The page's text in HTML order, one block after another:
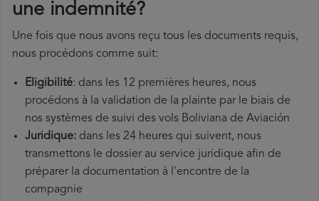
une indemnité?
Une fois que nous avons reçu tous les documents requis,
nous procédons comme suit:
Eligibilité: dans les 12 premières heures, nous
procédons à la validation de la plainte par le biais de
nos systèmes de suivi des vols Boliviana de Aviación
Juridique: dans les 24 heures qui suivent, nous
transmettons le dossier au service juridique afin de
préparer la documentation à l'encontre de la
compagnie